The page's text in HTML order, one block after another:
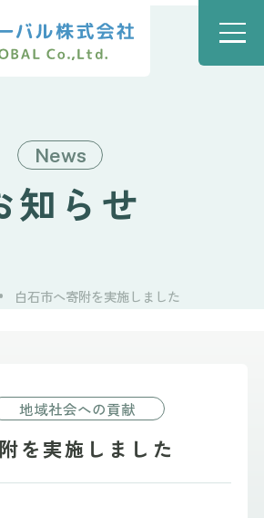
News
知らせ
白石市へ寄附を実施しました
地域社会への貢献
を実施しました